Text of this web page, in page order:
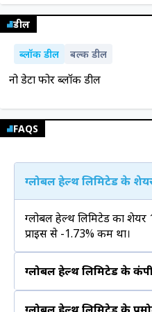
डील
ब्लॉक डील बल्क डील
नो डेटा फोर ब्लॉक डील
FAQS
ग्लोबल हेल्थ लिमिटेड के
ग्लोबल हेल्थ लिमिटेड का शेयर
प्राइस से -1.73% कम था।
ग्लोबल हेल्थ लिमिटेड के